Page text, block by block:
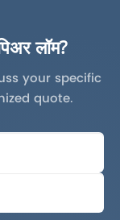
लॉम?
your specific
quote.